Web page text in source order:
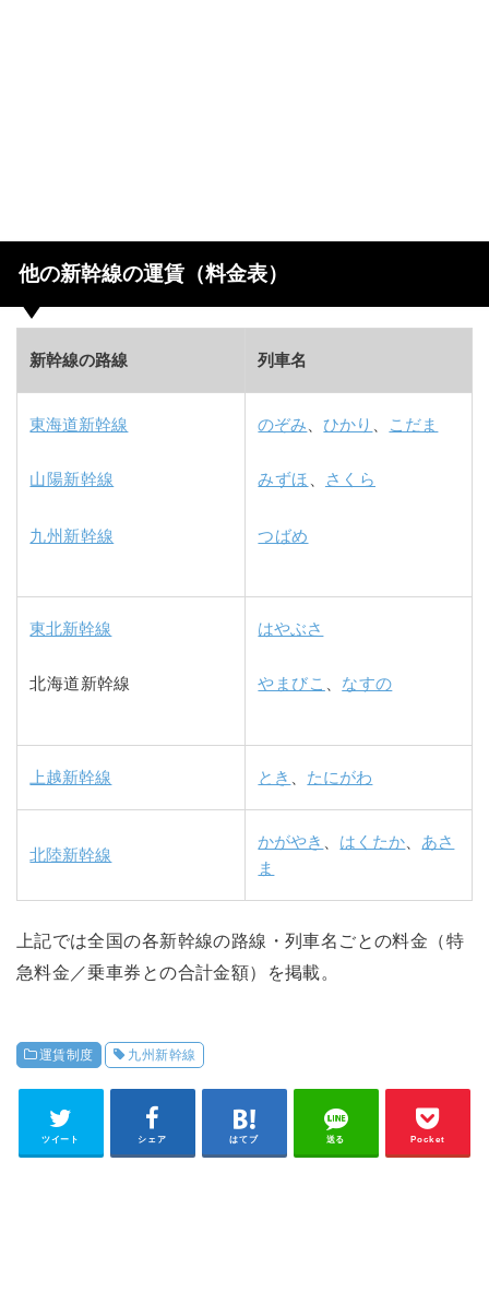
他の新幹線の運賃（料金表）
新幹線の路線 列車名
東海道新幹線
山陽新幹線
九州新幹線
のぞみ 、ひかり こだま
みずほ さくら
つばめ
東北新幹線
北海道新幹線
はやぶさ
やまびこ なすの
上越新幹線 とき たにがわ
北陸新幹線
かがやき はくたか
あさ
ま
上記では全国の各新幹線の路線・列車名ごとの料金（特
急料金／乗車券との合計金額）を掲載。
運賃制度 九州新幹線
ツイート シェア はてブ 送る Pocket